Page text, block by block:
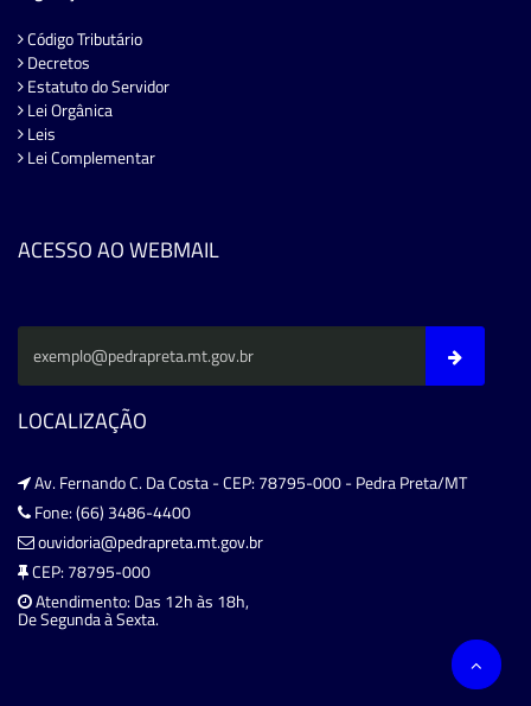
Código Tributário
Decretos
Estatuto do Servidor
Lei Orgânica
Leis
Lei Complementar
ACESSO AO WEBMAIL
LOCALIZAÇÃO
Av. Fernando C. Da Costa - CEP: 78795-000 - Pedra Preta/MT
Fone: (66) 3486-4400
ouvidoria@pedrapreta.mt.gov.br
CEP: 78795-000
Atendimento: Das 12h às 18h,
De Segunda à Sexta.